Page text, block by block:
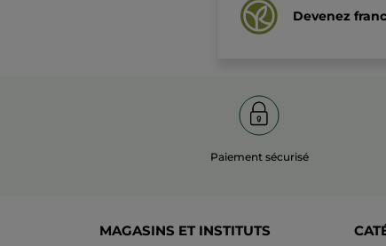
Devenez
Paiement sécurisé
MAGASINS ET INSTITUTS